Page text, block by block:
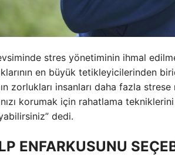
stres yönetiminin ihmal
en büyük tetikleyicilerinden
zorlukları insanları daha fazla
korumak için rahatlama
dedi.
ENFARKUSUNU